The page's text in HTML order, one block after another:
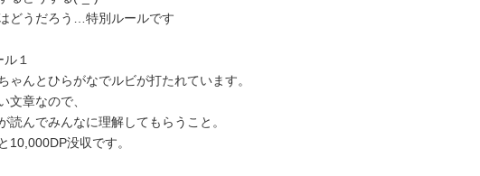
どうだろう…特別ルールです
１
ゃんとひらがなでルビが打たれています。
文章なので、
読んでみんなに理解してもらうこと。
10,000DP没収です。